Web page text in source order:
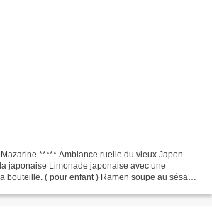
***** Ambiance ruelle du vieux Japon
japonaise Limonade japonaise avec une
bouteille. ( pour enfant ) Ramen soupe au sésame